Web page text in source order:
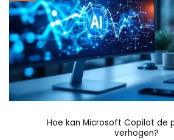
Hoe kan Microsoft Copilot de
verhogen?